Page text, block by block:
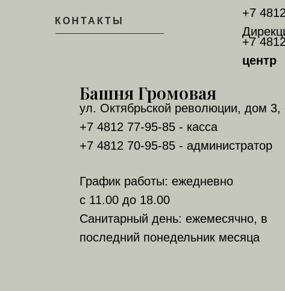
График работы: ежедневно
с 11.00 до 18.00
Санитарный день: ежемесячно, в
последний понедельник месяца
КОНТАКТЫ
+7
+7
центр
ул. Октябрьской революции, дом 3,
+7 4812 77-95-85 - касса
+7 4812 70-95-85 - администратор
Башня Громовая